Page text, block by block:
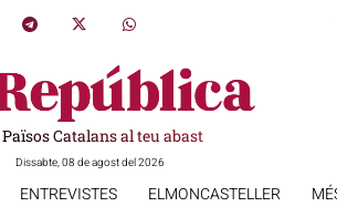
Catalans al teu abast
Dissabte, 08 de agost del 2026
ENTREVISTES ELMONCASTELLER